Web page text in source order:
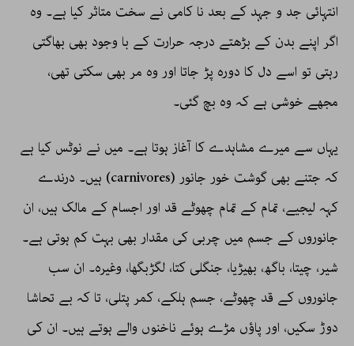
انتہائی جد و جہد کے بعد نا کامی نے سخت متاثر کیا ہے۔ وہ
اگر اپنے بدن کے بڑھتے درجہ حرارت کے با وجود بھی بھاگتی
رہتی تو اسے دل کا دورہ پڑ جاتا اور وہ مر بھی سکتی تھی،
مجھے خوشی ہے کہ وہ بچ گئی۔
یہاں سے میرے مشاہدے کا آغاز ہوتا ہے۔ میں نے نوٹس کیا ہے
کہ جتنے بھی گوشت خور جانور (carnivores) ہیں۔ درندے
کہہ لیجیے، تمام کے تمام چھوٹے قد اور اجسام کے مالک ہیں، ان
جانوروں کے جسم میں چربی کی مقدار بھی بہت کم ہوتی ہے۔
شیر، چیتا، باگھ، بھیڑیا، جنگلی کتا، لگڑبگھا، وغیرہ۔ ان سب
جانوروں کے قد چھوٹے، جسم ہلکے، کمر پتلی، تا کہ بے تحاشا
دوڑ سکیں، اور پاؤں مڑے ہوئے ناخنوں والے ہوتے ہیں۔ ان کی